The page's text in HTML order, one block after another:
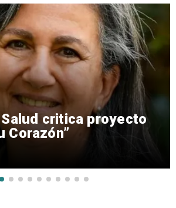
critica proyecto
Corazón”